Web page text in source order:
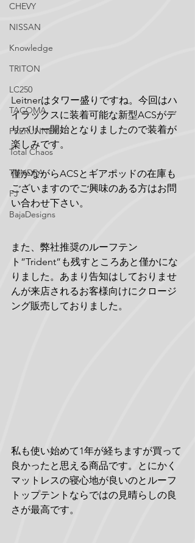
CHEVY
NISSAN
Knowledge
TRITON
LC250
TACOMA
PRERUNNER
Total Chaos
TUNDRA
FJ
BajaDesigns
Leitnerはタワー盛りですね。今回はハ
イラックスに装着可能な新型ACSがデ
リバリー開始となりましたので装着が
楽しみです。
僅かながらACSとギアポッドの在庫も
ございますのでご興味のある方はお問
い合わせ下さい。
また、弊社推奨のルーフテン
ト”Trident”も残すところあと僅かにな
りました。あまり告知はしておりませ
んが来店されるお客様向けにクロージ
ング販売しておりました。
私も使い始めて1年が経ちますが買って
良かったと思える商品です。とにかく
マットレスの寝心地が良いのとルーフ
トップテントならではの見晴らしの良
さが最高です。